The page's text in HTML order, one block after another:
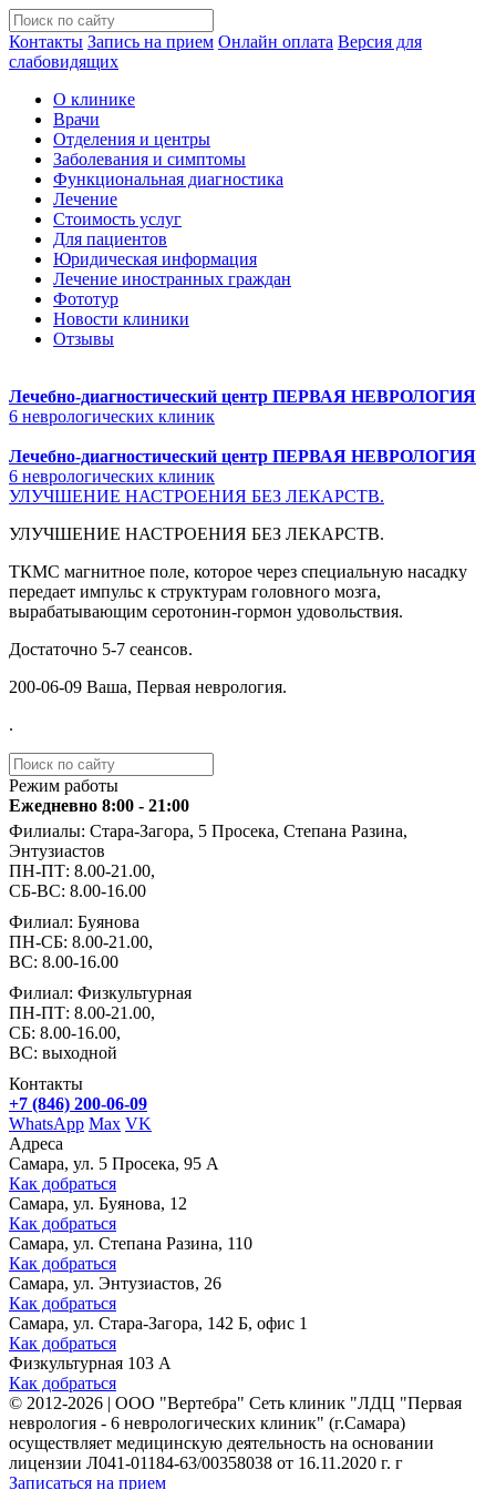
Контакты Запись на прием Онлайн оплата Версия для
слабовидящих
О клинике
Врачи
Отделения и центры
Заболевания и симптомы
Функциональная диагностика
Лечение
Стоимость услуг
Для пациентов
Юридическая информация
Лечение иностранных граждан
Фототур
Новости клиники
Отзывы
Лечебно-диагностический центр ПЕРВАЯ НЕВРОЛОГИЯ
6 неврологических клиник
Лечебно-диагностический центр ПЕРВАЯ НЕВРОЛОГИЯ
6 неврологических клиник
УЛУЧШЕНИЕ НАСТРОЕНИЯ БЕЗ ЛЕКАРСТВ.
УЛУЧШЕНИЕ НАСТРОЕНИЯ БЕЗ ЛЕКАРСТВ.
️ТКМС магнитное поле, которое через специальную насадку
передает импульс к структурам головного мозга,
вырабатывающим серотонин-гормон удовольствия.
Достаточно 5-7 сеансов.
️200-06-09 Ваша, Первая неврология.
.
Режим работы
Ежедневно 8:00 - 21:00
Филиалы: Стара-Загора, 5 Просека, Степана Разина,
Энтузиастов
ПН-ПТ: 8.00-21.00,
СБ-ВС: 8.00-16.00
Филиал: Буянова
ПН-СБ: 8.00-21.00,
ВС: 8.00-16.00
Филиал: Физкультурная
ПН-ПТ: 8.00-21.00,
СБ: 8.00-16.00,
ВС: выходной
Контакты
+7 (846) 200-06-09
WhatsApp Max VK
Адреса
Самара, ул. 5 Просека, 95 А
Как добраться
Самара, ул. Буянова, 12
Как добраться
Самара, ул. Степана Разина, 110
Как добраться
Самара, ул. Энтузиастов, 26
Как добраться
Самара, ул. Стара-Загора, 142 Б, офис 1
Как добраться
Физкультурная 103 А
Как добраться
© 2012-2026 | ООО "Вертебра" Сеть клиник "ЛДЦ "Первая
неврология - 6 неврологических клиник" (г.Самара)
осуществляет медицинскую деятельность на основании
лицензии Л041-01184-63/00358038 от 16.11.2020 г. г
Записаться на прием